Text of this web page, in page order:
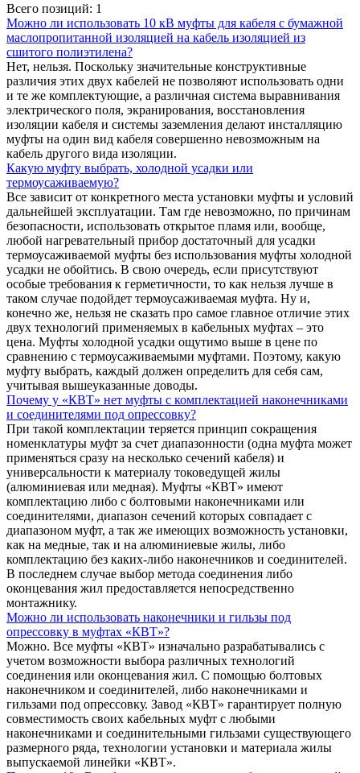
Всего позиций: 1
Можно ли использовать 10 кВ муфты для кабеля с бумажной
маслопропитанной изоляцией на кабель изоляцией из
сшитого полиэтилена?
Нет, нельзя. Поскольку значительные конструктивные
различия этих двух кабелей не позволяют использовать одни
и те же комплектующие, а различная система выравнивания
электрического поля, экранирования, восстановления
изоляции кабеля и системы заземления делают инсталляцию
муфты на один вид кабеля совершенно невозможным на
кабель другого вида изоляции.
Какую муфту выбрать, холодной усадки или
термоусаживаемую?
Все зависит от конкретного места установки муфты и условий
дальнейшей эксплуатации. Там где невозможно, по причинам
безопасности, использовать открытое пламя или, вообще,
любой нагревательный прибор достаточный для усадки
термоусаживаемой муфты без использования муфты холодной
усадки не обойтись. В свою очередь, если присутствуют
особые требования к герметичности, то как нельзя лучше в
таком случае подойдет термоусаживаемая муфта. Ну и,
конечно же, нельзя не сказать про самое главное отличие этих
двух технологий применяемых в кабельных муфтах – это
цена. Муфты холодной усадки ощутимо выше в цене по
сравнению с термоусаживаемыми муфтами. Поэтому, какую
муфту выбрать, каждый должен определить для себя сам,
учитывая вышеуказанные доводы.
Почему у «КВТ» нет муфты с комплектацией наконечниками
и соединителями под опрессовку?
При такой комплектации теряется принцип сокращения
номенклатуры муфт за счет диапазонности (одна муфта может
применяться сразу на несколько сечений кабеля) и
универсальности к материалу токоведущей жилы
(алюминиевая или медная). Муфты «КВТ» имеют
комплектацию либо с болтовыми наконечниками или
соединителями, диапазон сечений которых совпадает с
диапазоном муфт, а так же имеющих возможность установки,
как на медные, так и на алюминиевые жилы, либо
комплектацию без каких-либо наконечников и соединителей.
В последнем случае выбор метода соединения либо
оконцевания жил предоставляется непосредственно
монтажнику.
Можно ли использовать наконечники и гильзы под
опрессовку в муфтах «КВТ»?
Можно. Все муфты «КВТ» изначально разрабатывались с
учетом возможности выбора различных технологий
соединения или оконцевания жил. С помощью болтовых
наконечником и соединителей, либо наконечниками и
гильзами под опрессовку. Завод «КВТ» гарантирует полную
совместимость своих кабельных муфт с любыми
наконечниками и соединительными гильзами существующего
размерного ряда, технологии установки и материала жилы
выпускаемой линейки «КВТ».